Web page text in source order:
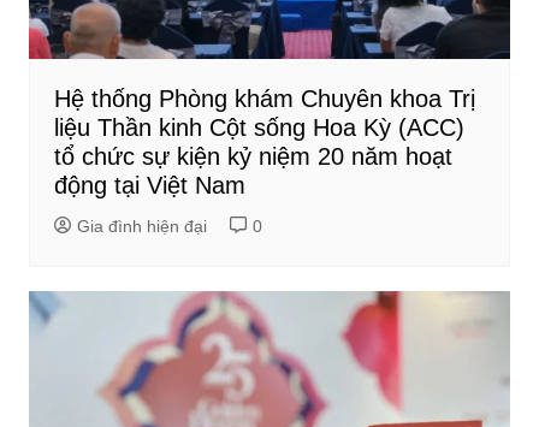
Hệ thống Phòng khám Chuyên khoa Trị
liệu Thần kinh Cột sống Hoa Kỳ (ACC)
tổ chức sự kiện kỷ niệm 20 năm hoạt
động tại Việt Nam
Gia đình hiện đại 0